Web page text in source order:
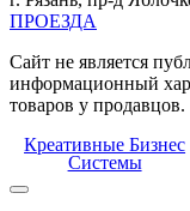
ПРОЕЗДА
Сайт не является
информационный
товаров у продавцов.
Креативные Бизнес
Системы